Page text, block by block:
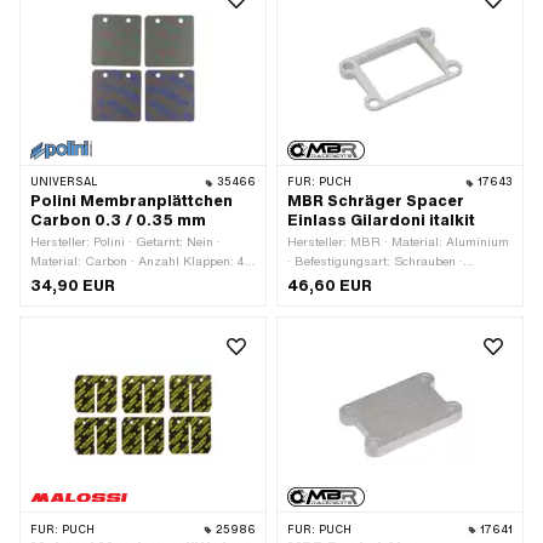
Befestigungspunkte: 4 Stk. ·
UNIVERSAL 35466
Polini Membranplättchen
Carbon 0.3 / 0.35 mm
Hersteller: Polini · Getarnt: Nein ·
Material: Carbon · Anzahl Klappen: 4
Stk. · Material Membrane: Carbon ·
Gesamtlänge: 38 mm · Breite: 36 mm ·
Befestigungsloch: 3 mm ·
Befestigungsart: Schrauben · Anzahl
Befestigungspunkte: 2 Stk. ·
Anwendungsbereich: Racing ·
Anwendungsbereich: Tuning
34,90 EUR
FÜR: PUCH 17643
MBR Schräger Spacer
Einlass Gilardoni italkit
Hersteller: MBR · Material: Aluminium
· Befestigungsart: Schrauben ·
Lochbild [mm]: 60 x 35 · Anzahl
mm · Anwendungsbereich: Tuning
46,60 EUR
FÜR: PUCH 25986 FÜR: PUCH 17641